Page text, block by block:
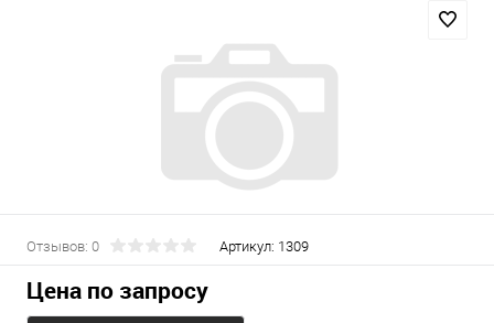
Отзывов: 0 Артикул: 1309
Цена по запросу